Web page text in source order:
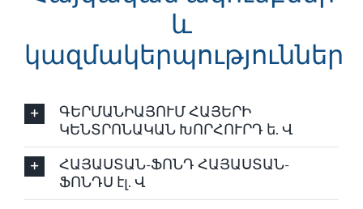
և
կազմակերպություններ
ԳԵՐՄԱՆԻԱՅՈՒՄ ՀԱՅԵՐԻ
ԿԵՆՏՐՈՆԱԿԱՆ ԽՈՐՀՈՒՐԴ ե. Վ
ՀԱՅԱՍՏԱՆ-ՖՈՆԴ ՀԱՅԱՍՏԱՆ-
ՖՈՆԴՍ էլ. Վ